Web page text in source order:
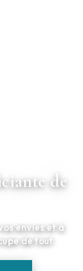
de
envies et à
de tout.